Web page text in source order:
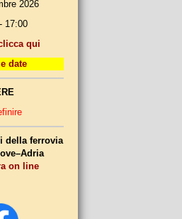
2026
17:00
qui
date
della ferrovia
on line